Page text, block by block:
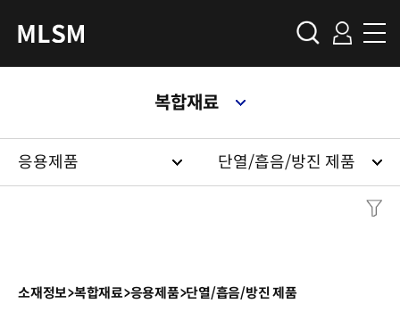
복합재료
응용제품 단열/흡음/방진 제품
소재정보>복합재료>응용제품>단열/흡음/방진 제품